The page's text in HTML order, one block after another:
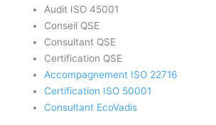
Audit ISO 45001
Conseil QSE
Consultant QSE
Certification QSE
Accompagnement ISO 22716
Certification ISO 50001
Consultant EcoVadis